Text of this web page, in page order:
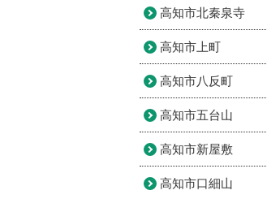
高知市北秦泉寺
高知市上町
高知市八反町
高知市五台山
高知市新屋敷
高知市口細山